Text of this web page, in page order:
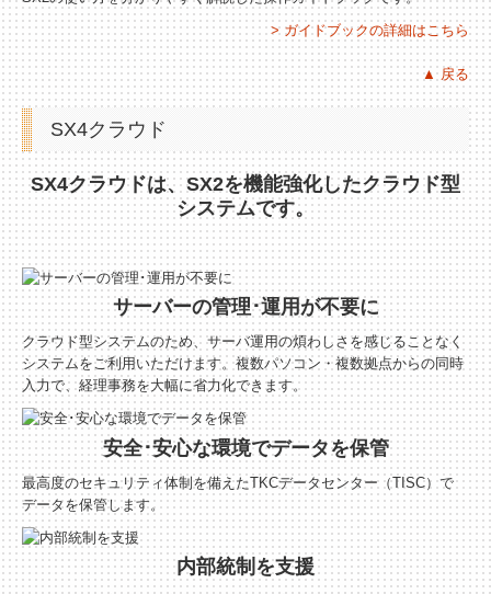
> ガイドブックの詳細はこちら
▲ 戻る
SX4クラウド
SX4クラウドは、SX2を機能強化したクラウド型
システムです。
サーバーの管理･運用が不要に
クラウド型システムのため、サーバ運用の煩わしさを感じることなく
システムをご利用いただけます。複数パソコン・複数拠点からの同時
入力で、経理事務を大幅に省力化できます。
安全･安心な環境でデータを保管
最高度のセキュリティ体制を備えたTKCデータセンター（TISC）で
データを保管します。
内部統制を支援